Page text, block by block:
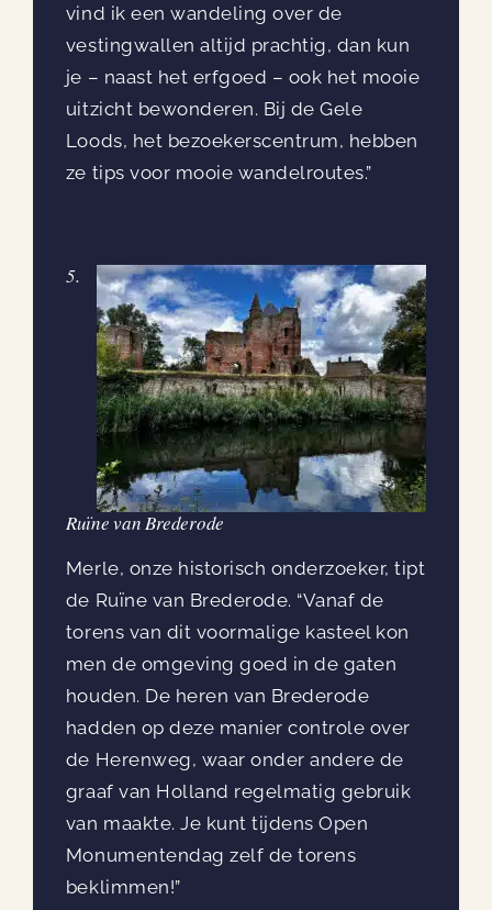
vind ik een wandeling over de
vestingwallen altijd prachtig, dan kun
je – naast het erfgoed – ook het mooie
uitzicht bewonderen. Bij de Gele
Loods, het bezoekerscentrum, hebben
ze tips voor mooie wandelroutes.”
5.
Ruïne van Brederode
Merle, onze historisch onderzoeker, tipt
de Ruïne van Brederode. “Vanaf de
torens van dit voormalige kasteel kon
men de omgeving goed in de gaten
houden. De heren van Brederode
hadden op deze manier controle over
de Herenweg, waar onder andere de
graaf van Holland regelmatig gebruik
van maakte. Je kunt tijdens Open
Monumentendag zelf de torens
beklimmen!”